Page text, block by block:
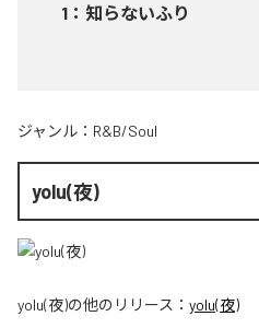
1 ： 知らないふり
ジャンル： R&B/Soul
yolu(夜)
yolu(夜)の他のリリース： yolu(夜)